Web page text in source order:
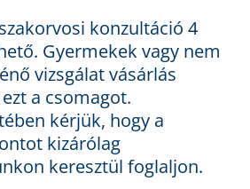
konzultáció 4
Gyermekek vagy nem
vizsgálat vásárlás
a csomagot.
kérjük, hogy a
kizárólag
keresztül foglaljon.